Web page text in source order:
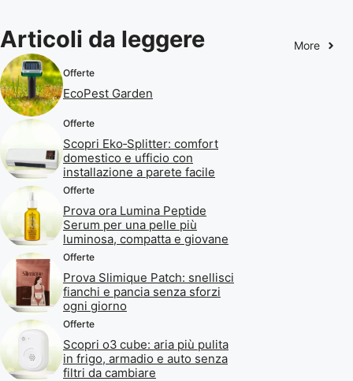
Articoli da leggere More
Offerte
EcoPest Garden
Offerte
Scopri Eko‑Splitter: comfort
domestico e ufficio con
installazione a parete facile
Offerte
Prova ora Lumina Peptide
Serum per una pelle più
luminosa, compatta e giovane
Offerte
Prova Slimique Patch: snellisci
fianchi e pancia senza sforzi
ogni giorno
Offerte
Scopri o3 cube: aria più pulita
in frigo, armadio e auto senza
filtri da cambiare